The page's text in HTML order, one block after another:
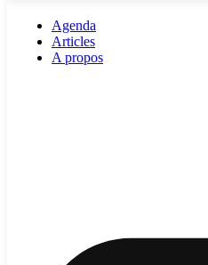
Agenda
Articles
A propos